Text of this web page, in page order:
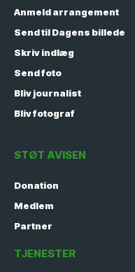
Anmeld arrangement
Send til Dagens billede
Skriv indlæg
Send foto
Bliv journalist
Bliv fotograf
STØT AVISEN
Donation
Medlem
Partner
TJENESTER